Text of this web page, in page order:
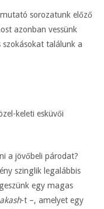
sorozatunk előző
azonban vessünk
találunk a
keleti esküvői
a jövőbeli párodat?
szinglik legalábbis
egy magas
-t –, amelyet egy